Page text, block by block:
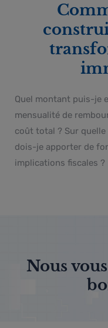
Quel montant puis-je
mensualité de
coût total ? Sur
dois-je apporter de
implications fiscales ?
Nous